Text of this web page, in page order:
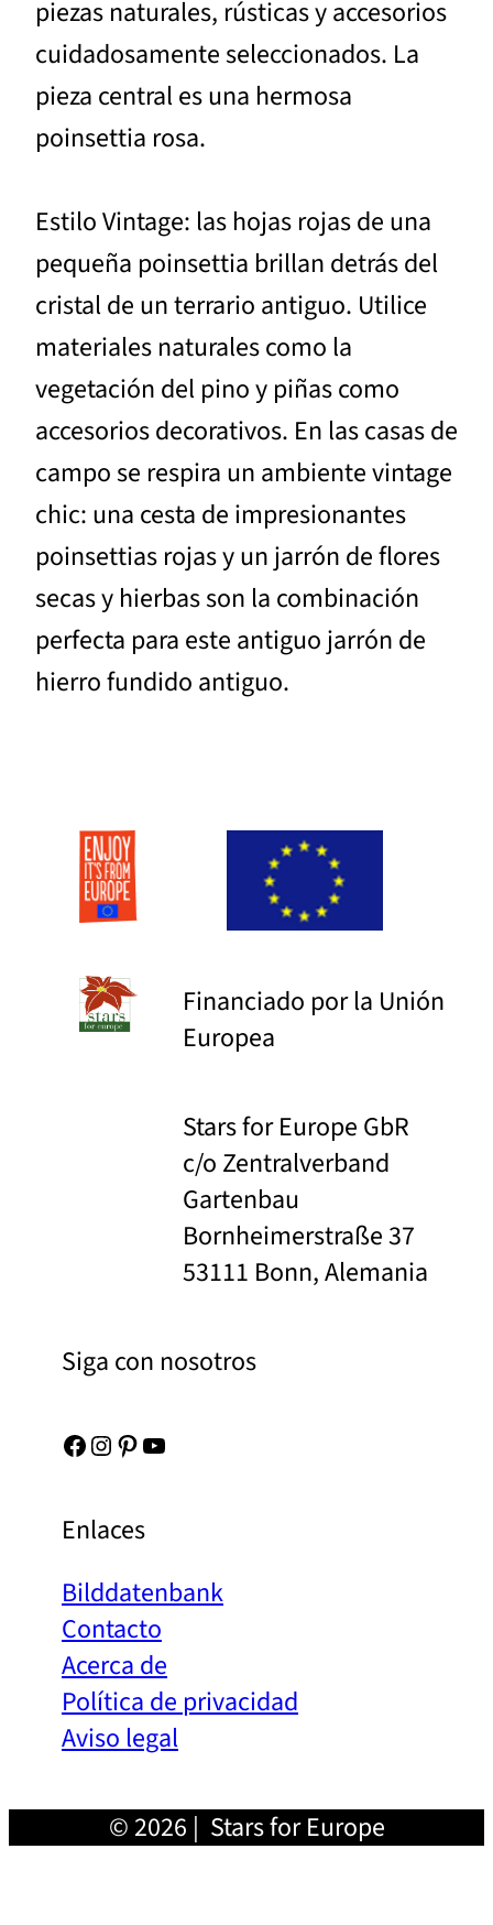
piezas naturales, rústicas y accesorios
cuidadosamente seleccionados. La
pieza central es una hermosa
poinsettia rosa.
Estilo Vintage: las hojas rojas de una
pequeña poinsettia brillan detrás del
cristal de un terrario antiguo. Utilice
materiales naturales como la
vegetación del pino y piñas como
accesorios decorativos. En las casas de
campo se respira un ambiente vintage
chic: una cesta de impresionantes
poinsettias rojas y un jarrón de flores
secas y hierbas son la combinación
perfecta para este antiguo jarrón de
hierro fundido antiguo.
Financiado por la Unión
Europea
Stars for Europe GbR
c/o Zentralverband
Gartenbau
Bornheimerstraße 37
53111 Bonn, Alemania
Siga con nosotros
Facebook Instagram Pinterest YouTube
Enlaces
Bilddatenbank
Contacto
Acerca de
Política de privacidad
Aviso legal
© 2026 | Stars for Europe